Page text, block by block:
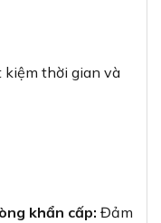
kiệm thời gian và
khẩn cấp: Đảm